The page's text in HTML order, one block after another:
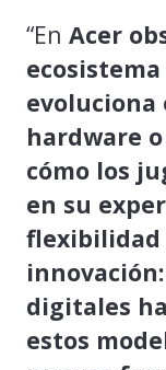
“En Acer
evoluciona
hardware
cómo los
en su
flexibilidad
digitales
estos